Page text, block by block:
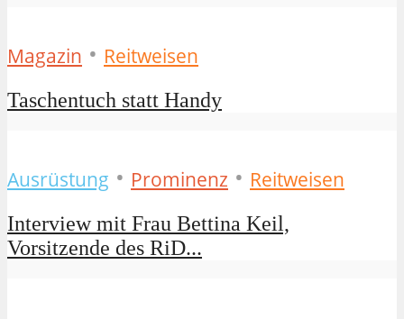
Magazin • Reitweisen
Taschentuch statt Handy
Ausrüstung • Prominenz • Reitweisen
Interview mit Frau Bettina Keil,
Vorsitzende des RiD...